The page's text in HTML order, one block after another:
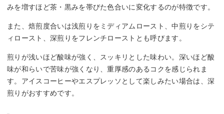
みを増すほど茶・黒みを帯びた色合いに変化するのが特徴です。
また、焙煎度合いは浅煎りをミディアムロースト、中煎りをシテ
ィロースト、深煎りをフレンチローストとも呼びます。
煎りが浅いほど酸味が強く、スッキリとした味わい。深いほど酸
味が和らいで苦味が強くなり、重厚感のあるコクを感じられま
す。アイスコーヒーやエスプレッソとして楽しみたい場合は、深
煎りがおすすめです。